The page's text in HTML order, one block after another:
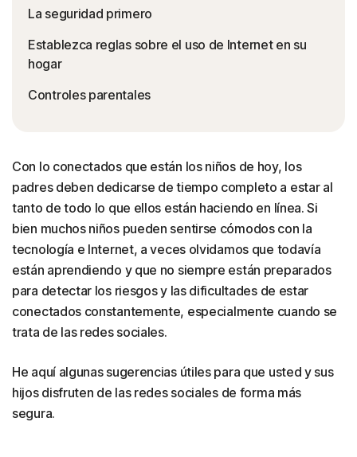
La seguridad primero
Establezca reglas sobre el uso de Internet en su
hogar
Controles parentales
Con lo conectados que están los niños de hoy, los
padres deben dedicarse de tiempo completo a estar al
tanto de todo lo que ellos están haciendo en línea. Si
bien muchos niños pueden sentirse cómodos con la
tecnología e Internet, a veces olvidamos que todavía
están aprendiendo y que no siempre están preparados
para detectar los riesgos y las dificultades de estar
conectados constantemente, especialmente cuando se
trata de las redes sociales.
He aquí algunas sugerencias útiles para que usted y sus
hijos disfruten de las redes sociales de forma más
segura.